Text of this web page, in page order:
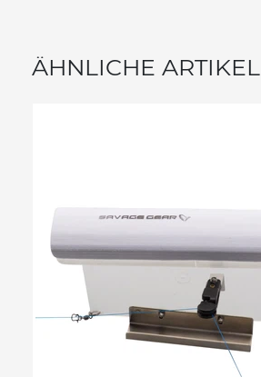
ÄHNLICHE ARTIKEL